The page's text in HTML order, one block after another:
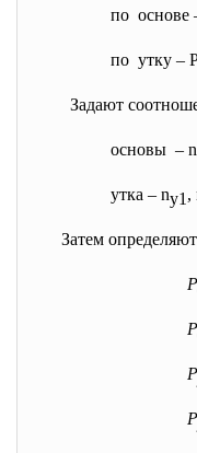
по основе
по утку –
Задают
основы – n
утка – nу1 ,
Затем определяют
Р
Р
Р
Р